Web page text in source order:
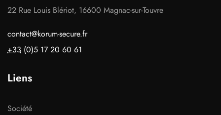
22 Rue Louis Blériot, 16600 Magnac-sur-Touvre
contact@korum-secure.fr
+33 (0)5 17 20 60 61
Liens
Société